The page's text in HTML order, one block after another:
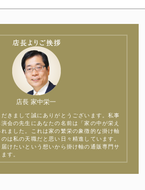
店長 家中栄一
きまして誠にありがとうございます。私事
会の先生にあなたの名前は「家の中が栄え
ました。これは家の繁栄の象徴的な掛け軸
は私の天職だと思い日々精進しています。
けたいという想いから掛け軸の通販専門サ
す。